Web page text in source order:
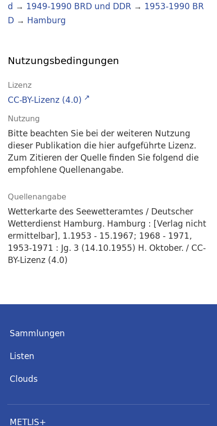
d → 1949-1990 BRD und DDR → 1953-1990 BR
D → Hamburg
Nutzungsbedingungen
Lizenz
CC-BY-Lizenz (4.0)
Nutzung
Bitte beachten Sie bei der weiteren Nutzung
dieser Publikation die hier aufgeführte Lizenz.
Zum Zitieren der Quelle finden Sie folgend die
empfohlene Quellenangabe.
Quellenangabe
Wetterkarte des Seewetteramtes / Deutscher
Wetterdienst Hamburg. Hamburg : [Verlag nicht
ermittelbar], 1.1953 - 15.1967; 1968 - 1971,
1953-1971 : Jg. 3 (14.10.1955) H. Oktober. / CC-
BY-Lizenz (4.0)
Sammlungen
Listen
Clouds
METLIS+